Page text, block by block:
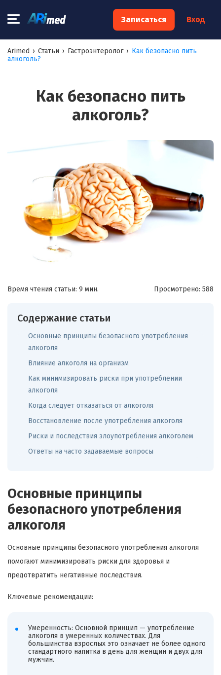
Записаться Вход
Arimed › Статьи › Гастроэнтеролог › Как безопасно пить
алкоголь?
Как безопасно пить
алкоголь?
Время чтения статьи: 9 мин. Просмотрено: 588
Содержание статьи
Основные принципы безопасного употребления
алкоголя
Влияние алкоголя на организм
Как минимизировать риски при употреблении
алкоголя
Когда следует отказаться от алкоголя
Восстановление после употребления алкоголя
Риски и последствия злоупотребления алкоголем
Ответы на часто задаваемые вопросы
Основные принципы
безопасного употребления
алкоголя
Основные принципы безопасного употребления алкоголя
помогают минимизировать риски для здоровья и
предотвратить негативные последствия.
Ключевые рекомендации:
Умеренность: Основной принцип — употребление
алкоголя в умеренных количествах. Для
большинства взрослых это означает не более одного
стандартного напитка в день для женщин и двух для
мужчин.
×
Запишитесь на консультацию к
Я согласен наобработку моих персональных данных